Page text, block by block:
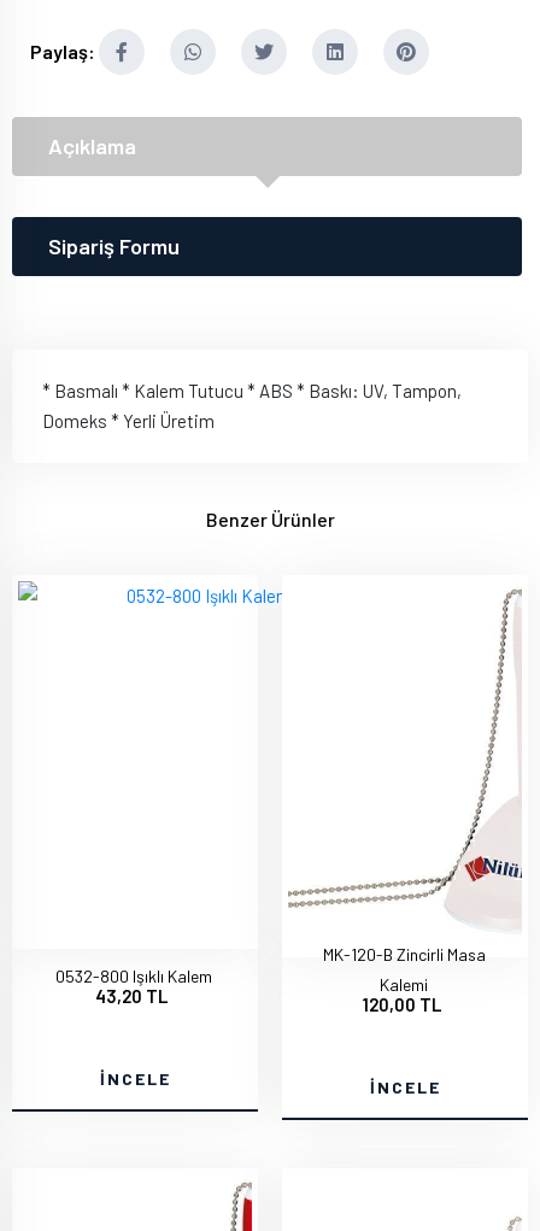
Paylaş:
Açıklama
Sipariş Formu
* Basmalı * Kalem Tutucu * ABS * Baskı: UV, Tampon,
Domeks * Yerli Üretim
Benzer Ürünler
0532-800 Işıklı Kalem
43,20 TL
İNCELE
MK-120-B Zincirli Masa
Kalemi
120,00 TL
İNCELE